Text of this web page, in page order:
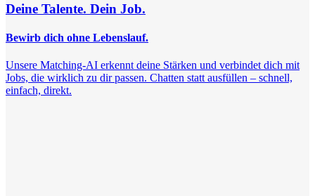
Deine Talente. Dein Job.
Bewirb dich ohne Lebenslauf.
Unsere Matching-AI erkennt deine Stärken und verbindet dich mit
Jobs, die wirklich zu dir passen. Chatten statt ausfüllen – schnell,
einfach, direkt.